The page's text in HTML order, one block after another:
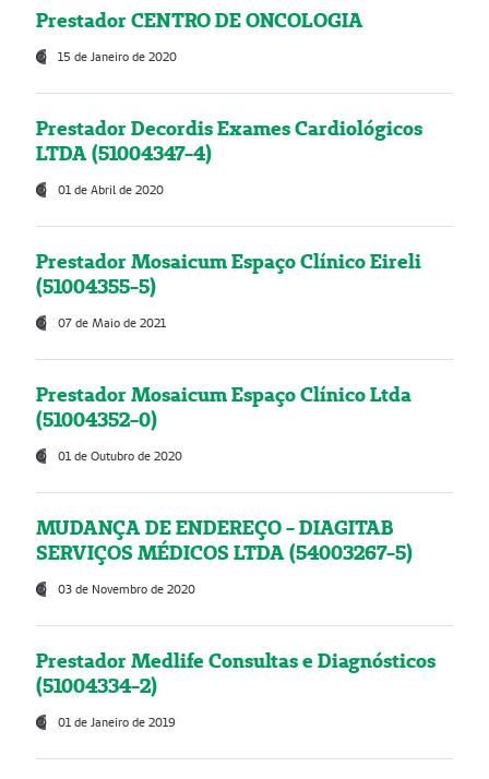
Prestador CENTRO DE ONCOLOGIA
15 de Janeiro de 2020
Prestador Decordis Exames Cardiológicos
LTDA (51004347-4)
01 de Abril de 2020
Prestador Mosaicum Espaço Clínico Eireli
(51004355-5)
07 de Maio de 2021
Prestador Mosaicum Espaço Clínico Ltda
(51004352-0)
01 de Outubro de 2020
MUDANÇA DE ENDEREÇO - DIAGITAB
SERVIÇOS MÉDICOS LTDA (54003267-5)
03 de Novembro de 2020
Prestador Medlife Consultas e Diagnósticos
(51004334-2)
01 de Janeiro de 2019